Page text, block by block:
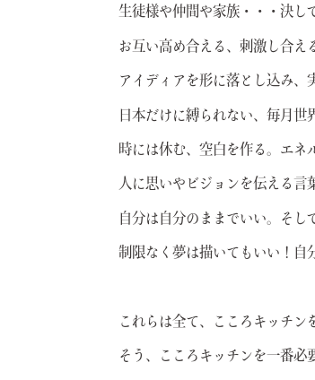
生徒様や仲間や家族・・・決し
お互い高め合える、刺激し合え
アイディアを形に落とし込み、
日本だけに縛られない、毎月世
時には休む、空白を作る。エネ
人に思いやビジョンを伝える言
自分は自分のままでいい。そし
制限なく夢は描いてもいい！自
これらは全て、こころキッチン
そう、こころキッチンを一番必